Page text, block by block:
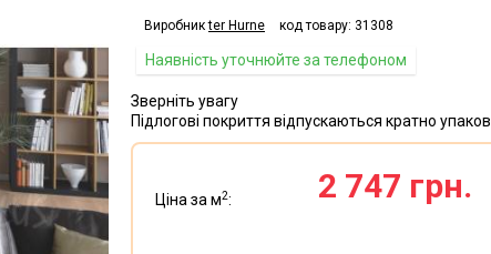
Виробник ter Hurne код товару: 31308
Наявність уточнюйте за телефоном
Зверніть увагу
Підлогові покриття відпускаються кратно
Ціна за м2: 2 747 грн.